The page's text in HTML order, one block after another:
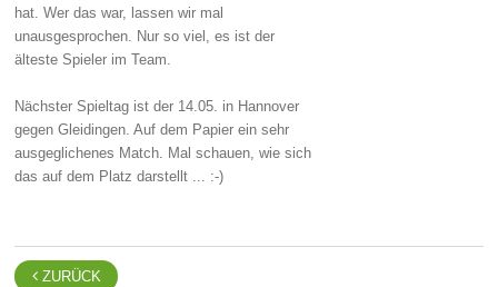
hat. Wer das war, lassen wir mal
unausgesprochen. Nur so viel, es ist der
älteste Spieler im Team.
Nächster Spieltag ist der 14.05. in Hannover
gegen Gleidingen. Auf dem Papier ein sehr
ausgeglichenes Match. Mal schauen, wie sich
das auf dem Platz darstellt ... :-)
ZURÜCK